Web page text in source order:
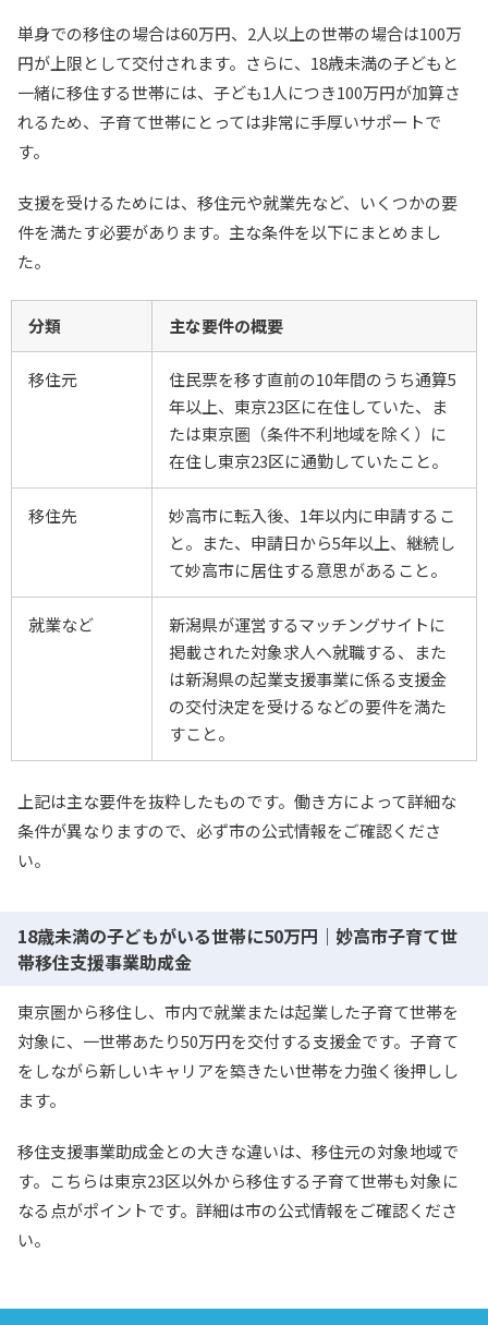
単身での移住の場合は60万円、2人以上の世帯の場合は100万
円が上限として交付されます。さらに、18歳未満の子どもと
一緒に移住する世帯には、子ども1人につき100万円が加算さ
れるため、子育て世帯にとっては非常に手厚いサポートで
す。
支援を受けるためには、移住元や就業先など、いくつかの要
件を満たす必要があります。主な条件を以下にまとめまし
た。
分類 主な要件の概要
移住元
住民票を移す直前の10年間のうち通算5
年以上、東京23区に在住していた、ま
たは東京圏（条件不利地域を除く）に
在住し東京23区に通勤していたこと。
移住先
妙高市に転入後、1年以内に申請するこ
と。また、申請日から5年以上、継続し
て妙高市に居住する意思があること。
就業など
新潟県が運営するマッチングサイトに
掲載された対象求人へ就職する、また
は新潟県の起業支援事業に係る支援金
の交付決定を受けるなどの要件を満た
すこと。
上記は主な要件を抜粋したものです。働き方によって詳細な
条件が異なりますので、必ず市の公式情報をご確認くださ
い。
18歳未満の子どもがいる世帯に50万円｜妙高市子育て世
帯移住支援事業助成金
東京圏から移住し、市内で就業または起業した子育て世帯を
対象に、一世帯あたり50万円を交付する支援金です。子育て
をしながら新しいキャリアを築きたい世帯を力強く後押しし
ます。
移住支援事業助成金との大きな違いは、移住元の対象地域で
す。こちらは東京23区以外から移住する子育て世帯も対象に
なる点がポイントです。詳細は市の公式情報をご確認くださ
い。